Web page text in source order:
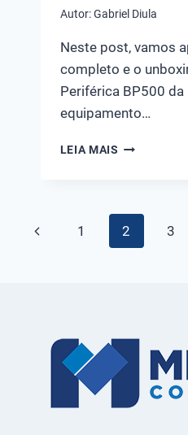
Autor: Gabriel Diula
Neste post, vamos
completo e o
Periférica BP500 da
equipamento…
LEIA MAIS CONHEÇA
PERIFÉRICA
INTECH
MACHINE
Navegação
Página
1 2 3